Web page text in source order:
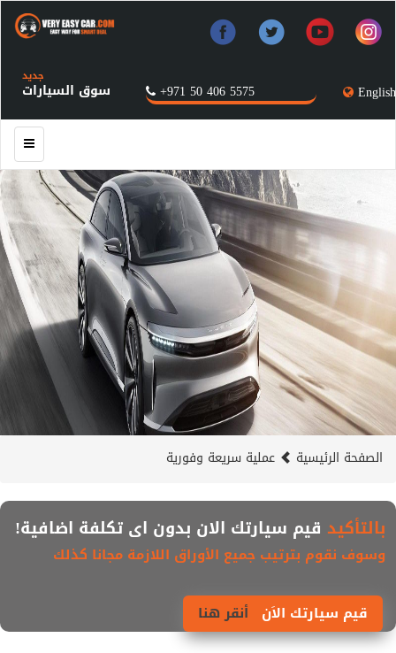
English
+971 50 406 5575 سوق السيارات
جديد
الصفحة الرئيسية عملية سريعة وفورية
بالتأكيد قيم سيارتك الان بدون اى تكلفة اضافية!
وسوف نقوم بترتيب جميع الأوراق اللازمة مجانا كذلك
قيم سيارتك الاَن أنقر هنا